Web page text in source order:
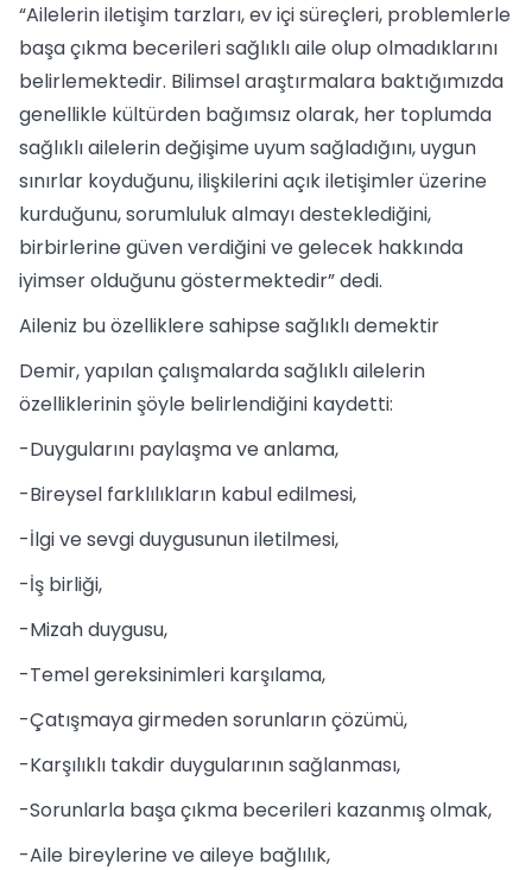
“Ailelerin iletişim tarzları, ev içi süreçleri, problemlerle
başa çıkma becerileri sağlıklı aile olup olmadıklarını
belirlemektedir. Bilimsel araştırmalara baktığımızda
genellikle kültürden bağımsız olarak, her toplumda
sağlıklı ailelerin değişime uyum sağladığını, uygun
sınırlar koyduğunu, ilişkilerini açık iletişimler üzerine
kurduğunu, sorumluluk almayı desteklediğini,
birbirlerine güven verdiğini ve gelecek hakkında
iyimser olduğunu göstermektedir” dedi.
Aileniz bu özelliklere sahipse sağlıklı demektir
Demir, yapılan çalışmalarda sağlıklı ailelerin
özelliklerinin şöyle belirlendiğini kaydetti:
-Duygularını paylaşma ve anlama,
-Bireysel farklılıkların kabul edilmesi,
-İlgi ve sevgi duygusunun iletilmesi,
-İş birliği,
-Mizah duygusu,
-Temel gereksinimleri karşılama,
-Çatışmaya girmeden sorunların çözümü,
-Karşılıklı takdir duygularının sağlanması,
-Sorunlarla başa çıkma becerileri kazanmış olmak,
-Aile bireylerine ve aileye bağlılık,